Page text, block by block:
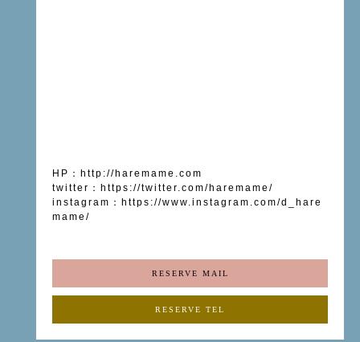
HP ： http://haremame.com
twitter ： https://twitter.com/haremame/
instagram ： https://www.instagram.com/d_hare
mame/
RESERVE MAIL
RESERVE TEL